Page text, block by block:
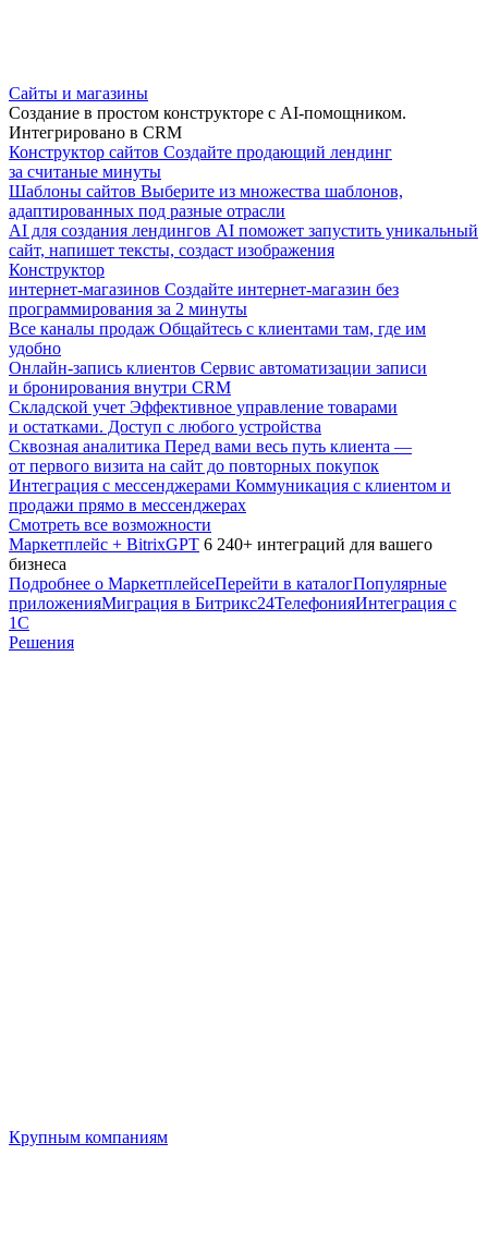
Сайты и магазины
Создание в простом конструкторе с AI-помощником.
Интегрировано в CRM
Конструктор сайтов Создайте продающий лендинг
за считаные минуты
Шаблоны сайтов Выберите из множества шаблонов,
адаптированных под разные отрасли
AI для создания лендингов AI поможет запустить уникальный
сайт, напишет тексты, создаст изображения
Конструктор
интернет-магазинов Создайте интернет-магазин без
программирования за 2 минуты
Все каналы продаж Общайтесь с клиентами там, где им
удобно
Онлайн-запись клиентов Сервис автоматизации записи
и бронирования внутри CRM
Складской учет Эффективное управление товарами
и остатками. Доступ с любого устройства
Сквозная аналитика Перед вами весь путь клиента —
от первого визита на сайт до повторных покупок
Интеграция с мессенджерами Коммуникация с клиентом и
продажи прямо в мессенджерах
Смотреть все возможности
Маркетплейс + BitrixGPT 6 240+ интеграций для вашего
бизнеса
Подробнее о МаркетплейсеПерейти в каталогПопулярные
приложенияМиграция в Битрикс24ТелефонияИнтеграция с
1С
Решения
Крупным компаниям